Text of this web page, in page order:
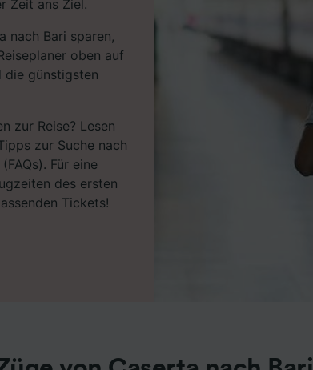
Zeit ans Ziel.
nach Bari sparen,
oben auf
die günstigsten
zur Reise? Lesen
zur Suche nach
Für eine
des ersten
Tickets!